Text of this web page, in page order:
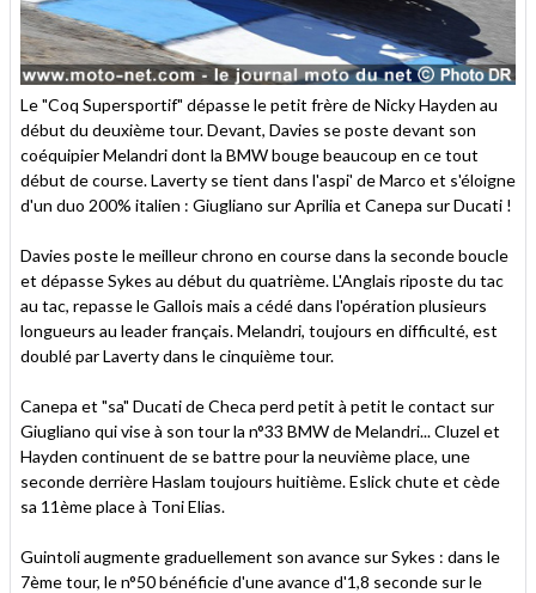
Le "Coq Supersportif" dépasse le petit frère de Nicky Hayden au
début du deuxième tour. Devant, Davies se poste devant son
coéquipier Melandri dont la BMW bouge beaucoup en ce tout
début de course. Laverty se tient dans l'aspi' de Marco et s'éloigne
d'un duo 200% italien : Giugliano sur Aprilia et Canepa sur Ducati !
Davies poste le meilleur chrono en course dans la seconde boucle
et dépasse Sykes au début du quatrième. L'Anglais riposte du tac
au tac, repasse le Gallois mais a cédé dans l'opération plusieurs
longueurs au leader français. Melandri, toujours en difficulté, est
doublé par Laverty dans le cinquième tour.
Canepa et "sa" Ducati de Checa perd petit à petit le contact sur
Giugliano qui vise à son tour la n°33 BMW de Melandri... Cluzel et
Hayden continuent de se battre pour la neuvième place, une
seconde derrière Haslam toujours huitième. Eslick chute et cède
sa 11ème place à Toni Elias.
Guintoli augmente graduellement son avance sur Sykes : dans le
7ème tour, le n°50 bénéficie d'une avance d'1,8 seconde sur le